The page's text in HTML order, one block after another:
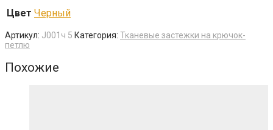
Цвет Черный
Артикул: J001ч 5 Категория: Тканевые застежки на крючок-
петлю
Похожие